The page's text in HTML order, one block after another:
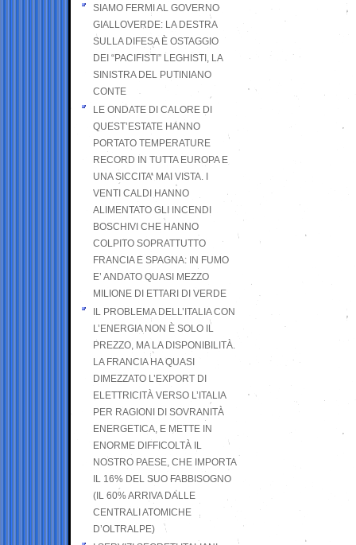
SIAMO FERMI AL GOVERNO
GIALLOVERDE: LA DESTRA
SULLA DIFESA È OSTAGGIO
DEI “PACIFISTI” LEGHISTI, LA
SINISTRA DEL PUTINIANO
CONTE
LE ONDATE DI CALORE DI
QUEST’ESTATE HANNO
PORTATO TEMPERATURE
RECORD IN TUTTA EUROPA E
UNA SICCITA’ MAI VISTA. I
VENTI CALDI HANNO
ALIMENTATO GLI INCENDI
BOSCHIVI CHE HANNO
COLPITO SOPRATTUTTO
FRANCIA E SPAGNA: IN FUMO
E’ ANDATO QUASI MEZZO
MILIONE DI ETTARI DI VERDE
IL PROBLEMA DELL’ITALIA CON
L’ENERGIA NON È SOLO IL
PREZZO, MA LA DISPONIBILITÀ.
LA FRANCIA HA QUASI
DIMEZZATO L’EXPORT DI
ELETTRICITÀ VERSO L’ITALIA
PER RAGIONI DI SOVRANITÀ
ENERGETICA, E METTE IN
ENORME DIFFICOLTÀ IL
NOSTRO PAESE, CHE IMPORTA
IL 16% DEL SUO FABBISOGNO
(IL 60% ARRIVA DALLE
CENTRALI ATOMICHE
D’OLTRALPE)